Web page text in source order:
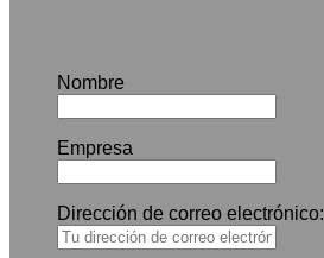
Nombre
Empresa
Dirección de correo electrónico: